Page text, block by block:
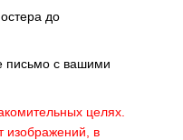
до
письмо c вашими
целях.
изображений, в